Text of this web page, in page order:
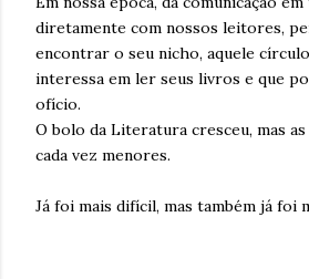
diretamente com nossos leitores,
encontrar o seu nicho, aquele
interessa em ler seus livros e que
ofício.
O bolo da Literatura cresceu, mas
cada vez menores.
Já foi mais difícil, mas também já foi